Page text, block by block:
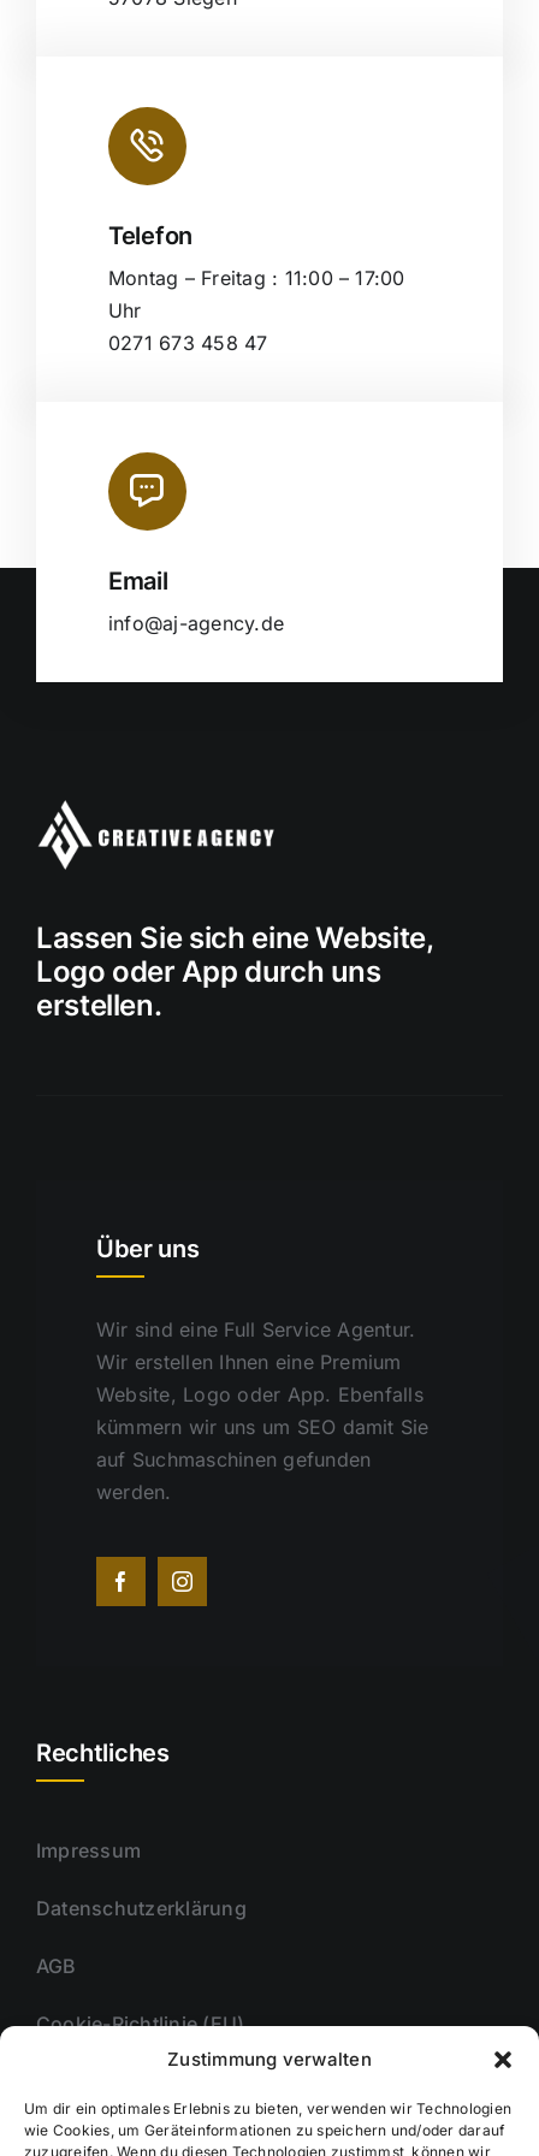
Zustimmung verwalten
Um dir ein optimales Erlebnis zu bieten, verwenden wir Technologien
wie Cookies, um Geräteinformationen zu speichern und/oder darauf
zuzugreifen. Wenn du diesen Technologien zustimmst, können wir
Telefon
Montag – Freitag : 11:00 – 17:00
Uhr
0271 673 458 47
Email
info@aj-agency.de
Lassen Sie sich eine Website,
Logo oder App durch uns
erstellen.
Über uns
Wir sind eine Full Service Agentur.
Wir erstellen Ihnen eine Premium
Website, Logo oder App. Ebenfalls
kümmern wir uns um SEO damit Sie
auf Suchmaschinen gefunden
werden.
Rechtliches
Impressum
Datenschutzerklärung
AGB
Cookie-Richtlinie (EU)
Unternehmmen